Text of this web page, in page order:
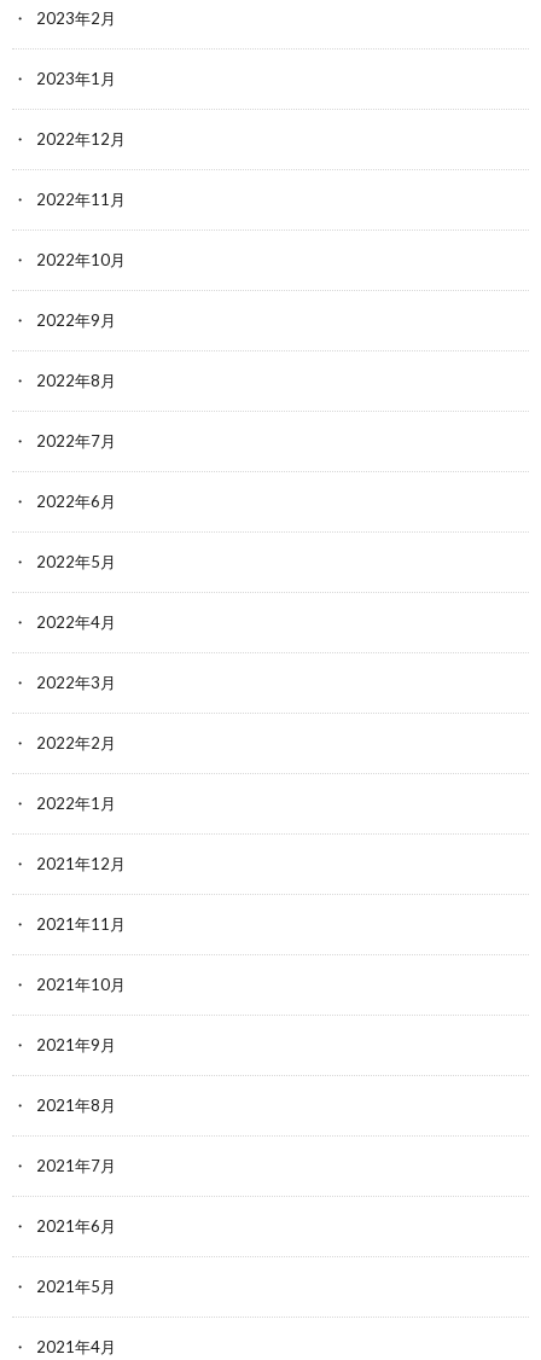
2023年2月
2023年1月
2022年12月
2022年11月
2022年10月
2022年9月
2022年8月
2022年7月
2022年6月
2022年5月
2022年4月
2022年3月
2022年2月
2022年1月
2021年12月
2021年11月
2021年10月
2021年9月
2021年8月
2021年7月
2021年6月
2021年5月
2021年4月